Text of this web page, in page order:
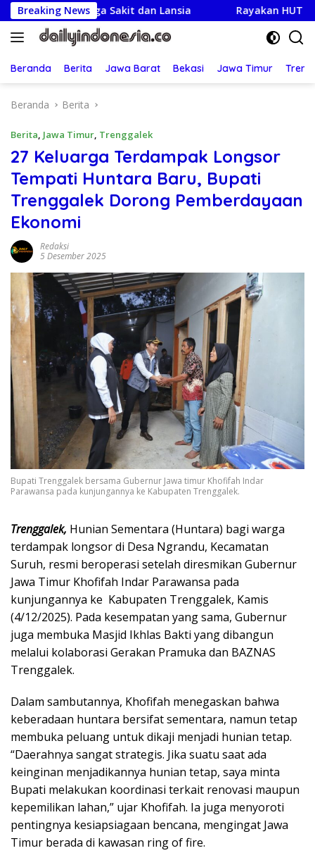
Langsung
ke
konten
Breaking News
Warga Sakit dan Lansia Rayakan HUT ke-25,Partai
Beranda Berita Jawa Barat Bekasi Jawa Timur
Beranda Berita
Berita, Jawa Timur, Trenggalek
27 Keluarga Terdampak Longsor
Tempati Huntara Baru, Bupati
Trenggalek Dorong Pemberdayaan
Ekonomi
Redaksi
5 Desember 2025
Bupati Trenggalek bersama Gubernur Jawa timur Khofifah Indar
Parawansa pada kunjungannya ke Kabupaten Trenggalek.
Trenggalek, Hunian Sementara (Huntara) bagi warga
terdampak longsor di Desa Ngrandu, Kecamatan
Suruh, resmi beroperasi setelah diresmikan Gubernur
Jawa Timur Khofifah Indar Parawansa pada
kunjungannya ke Kabupaten Trenggalek, Kamis
(4/12/2025). Pada kesempatan yang sama, Gubernur
juga membuka Masjid Ikhlas Bakti yang dibangun
melalui kolaborasi Gerakan Pramuka dan BAZNAS
Trenggalek.
Dalam sambutannya, Khofifah menegaskan bahwa
keberadaan huntara bersifat sementara, namun tetap
membuka peluang untuk dikaji menjadi hunian tetap.
“Daerahnya sangat strategis. Jika suatu saat ada
keinginan menjadikannya hunian tetap, saya minta
Bupati melakukan koordinasi terkait renovasi maupun
kepemilikan lahan,” ujar Khofifah. Ia juga menyoroti
pentingnya kesiapsiagaan bencana, mengingat Jawa
Timur berada di kawasan ring of fire.